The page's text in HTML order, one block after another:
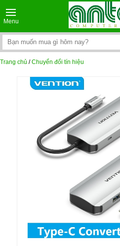
Menu
Trang chủ /Chuyển đổi tín hiệu